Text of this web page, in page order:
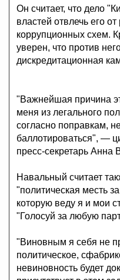
Он считает, что дело
властей отвлечь его
коррупционных схем.
уверен, что против
дискредитационная
"Важнейшая причина
меня из легального
согласно поправкам,
баллотироваться", —
пресс-секретарь Анна
Навальный считает
"политическая месть
которую веду я и мои
"Голосуй за любую
"Виновным я себя не
политическое,
невиновность будет